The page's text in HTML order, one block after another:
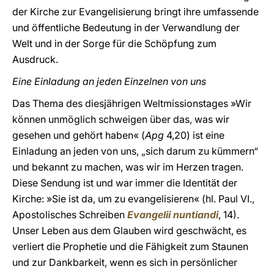
der Kirche zur Evangelisierung bringt ihre umfassende
und öffentliche Bedeutung in der Verwandlung der
Welt und in der Sorge für die Schöpfung zum
Ausdruck.
Eine Einladung an jeden Einzelnen von uns
Das Thema des diesjährigen Weltmissionstages »Wir
können unmöglich schweigen über das, was wir
gesehen und gehört haben« (Apg 4,20) ist eine
Einladung an jeden von uns, „sich darum zu kümmern“
und bekannt zu machen, was wir im Herzen tragen.
Diese Sendung ist und war immer die Identität der
Kirche: »Sie ist da, um zu evangelisieren« (hl. Paul VI.,
Apostolisches Schreiben Evangelii nuntiandi, 14).
Unser Leben aus dem Glauben wird geschwächt, es
verliert die Prophetie und die Fähigkeit zum Staunen
und zur Dankbarkeit, wenn es sich in persönlicher